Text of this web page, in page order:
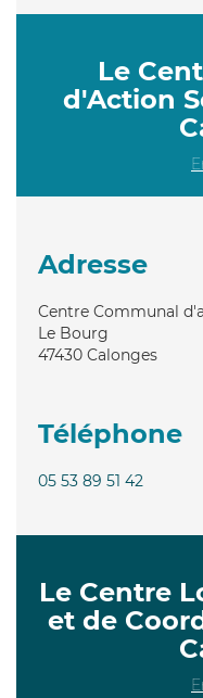
Le
d'Action
Adresse
Centre Communal
Le Bourg
47430 Calonges
Téléphone
05 53 89 51 42
Le Centre
et de